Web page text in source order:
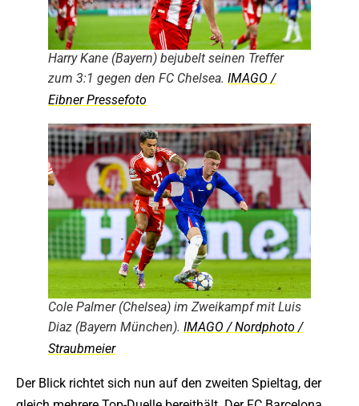
Harry Kane (Bayern) bejubelt seinen Treffer
zum 3:1 gegen den FC Chelsea. IMAGO /
Eibner Pressefoto
Cole Palmer (Chelsea) im Zweikampf mit Luis
Diaz (Bayern München). IMAGO / Nordphoto /
Straubmeier
Der Blick richtet sich nun auf den zweiten Spieltag, der